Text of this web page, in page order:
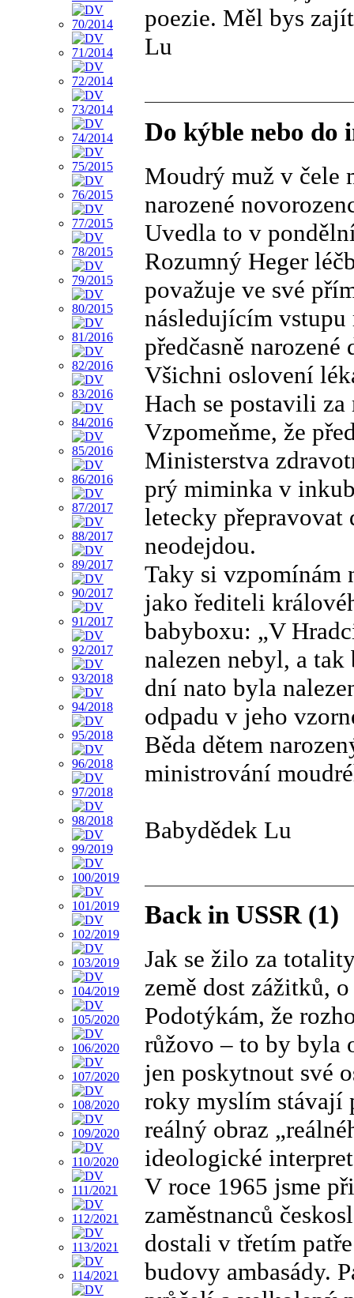
poezie. Měl bys
Lu
Do kýble nebo do
Moudrý muž v čele
narozené
Uvedla to v
Rozumný Heger
považuje ve své
následujícím vstupu
předčasně
Všichni oslovení
Hach se postavili
Vzpomeňme, že
Ministerstva
prý miminka v
letecky přepravovat
neodejdou.
Taky si vzpomínám
jako řediteli
babyboxu: „V
nalezen nebyl, a
dní nato byla
odpadu v jeho
Běda dětem
ministrování
Babydědek Lu
Back in USSR (1)
Jak se žilo za
země dost zážitků,
Podotýkám, že
růžovo – to by byla
jen poskytnout své
roky myslím stávají
reálný obraz
ideologické
V roce 1965 jsme
zaměstnanců
dostali v třetím
budovy ambasády.